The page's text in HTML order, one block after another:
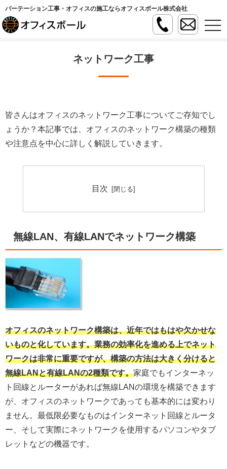
パーテーション工事・オフィスの施工ならオフィスボール株式会社
t
o
o
ネットワーク工事
皆さんはオフィスのネットワーク工事についてご存知でし
ょうか？本記事では、オフィスのネットワーク構築の種類
や注意点を中心に詳しく解説していきます。
目次
無線LAN、有線LANでネットワーク構築
オフィスのネットワーク構築は、近年ではもはや欠かせな
いものと化しています。業務の効率化を進める上でネット
ワークは非常に重要ですが、構築の方法は大きく分けると
無線LANと有線LANの2種類です。家庭でもインターネッ
ト回線とルーターがあれば無線LANの環境を構築できます
が、オフィスのネットワークであっても基本的には変わり
ません。最低限必要なものはインターネット回線とルータ
ー、そして実際にネットワークを使用するパソコンやタブ
レットなどの機器です。